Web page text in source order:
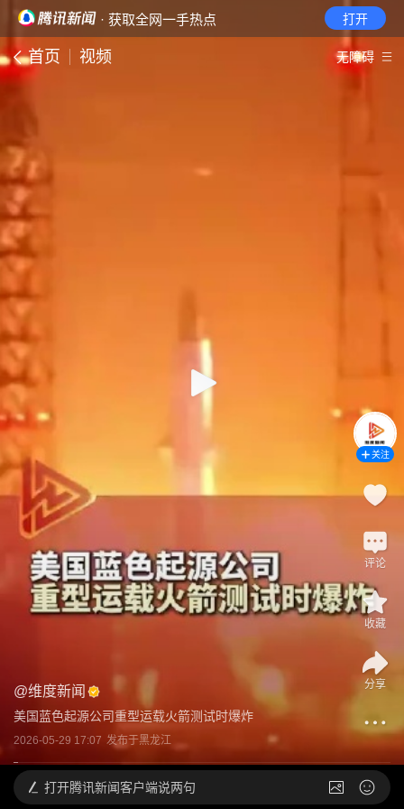
· 获取全网一手热点 打开
首页 视频 无障碍
@维度新闻
美国蓝色起源公司重型运载火箭测试时爆炸
2026-05-29 17:07 发布于黑龙江
关注
评论
收藏
分享
打开腾讯新闻客户端说两句